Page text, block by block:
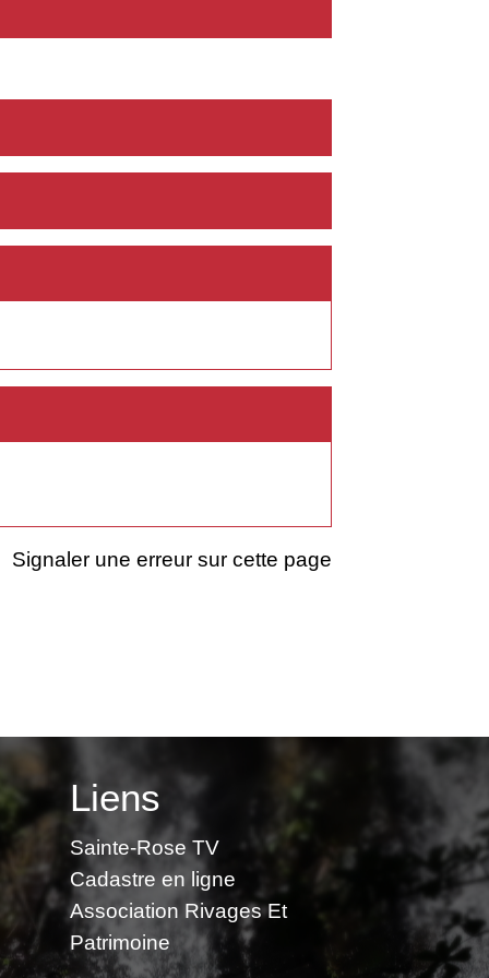
Signaler une erreur sur cette page
Liens
Sainte-Rose TV
Cadastre en ligne
Association Rivages Et
Patrimoine